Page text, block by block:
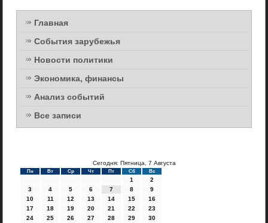
Главная
События зарубежья
Новости политики
Экономика, финансы
Анализ событий
Все записи
Сегодня: Пятница, 7 Августа
Пн Вт Ср Чт Пт Сб Вс
1
2
3
4 5 6 7 8
9
10
11 12 13 14 15
16
17
18 19 20 21 22
23
24
25 26 27 28 29
30